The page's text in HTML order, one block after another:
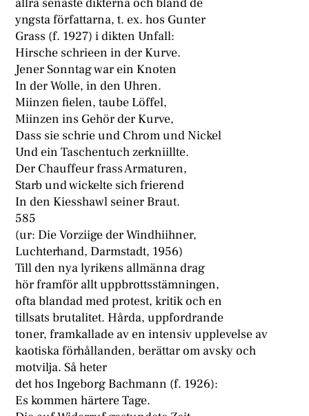
allra senaste dikterna och bland de
yngsta författarna, t. ex. hos Gunter
Grass (f. 1927) i dikten Unfall:
Hirsche schrieen in der Kurve.
Jener Sonntag war ein Knoten
In der Wolle, in den Uhren.
Miinzen fielen, taube Löffel,
Miinzen ins Gehör der Kurve,
Dass sie schrie und Chrom und Nickel
Und ein Taschentuch zerkniillte.
Der Chauffeur frass Armaturen,
Starb und wickelte sich frierend
In den Kiesshawl seiner Braut.
585
(ur: Die Vorziige der Windhiihner,
Luchterhand, Darmstadt, 1956)
Till den nya lyrikens allmänna drag
hör framför allt uppbrottsstämningen,
ofta blandad med protest, kritik och en
tillsats brutalitet. Hårda, uppfordrande
toner, framkallade av en intensiv upplevelse av
kaotiska förhållanden, berättar om avsky och
motvilja. Så heter
det hos Ingeborg Bachmann (f. 1926):
Es kommen härtere Tage.